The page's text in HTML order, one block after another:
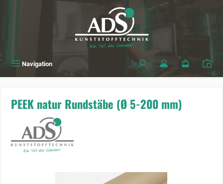
Navigation
PEEK natur Rundstäbe (Ø 5-200 mm)